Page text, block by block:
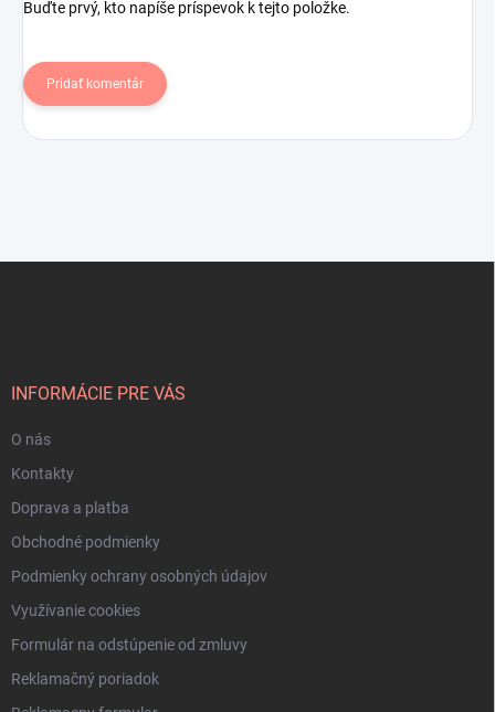
Buďte prvý, kto napíše príspevok k tejto položke.
Pridať komentár
INFORMÁCIE PRE VÁS
O nás
Kontakty
Doprava a platba
Obchodné podmienky
Podmienky ochrany osobných údajov
Využívanie cookies
Formulár na odstúpenie od zmluvy
Reklamačný poriadok